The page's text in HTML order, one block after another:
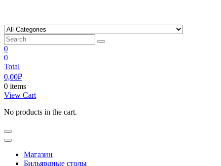
content
0
0
Total
0,00₽
0 items
View Cart
No products in the cart.
Магазин
Бильярдные столы